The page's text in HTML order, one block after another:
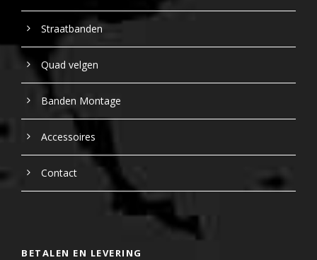
Straatbanden
Quad velgen
Banden Montage
Accessoires
Contact
BETALEN EN LEVERING